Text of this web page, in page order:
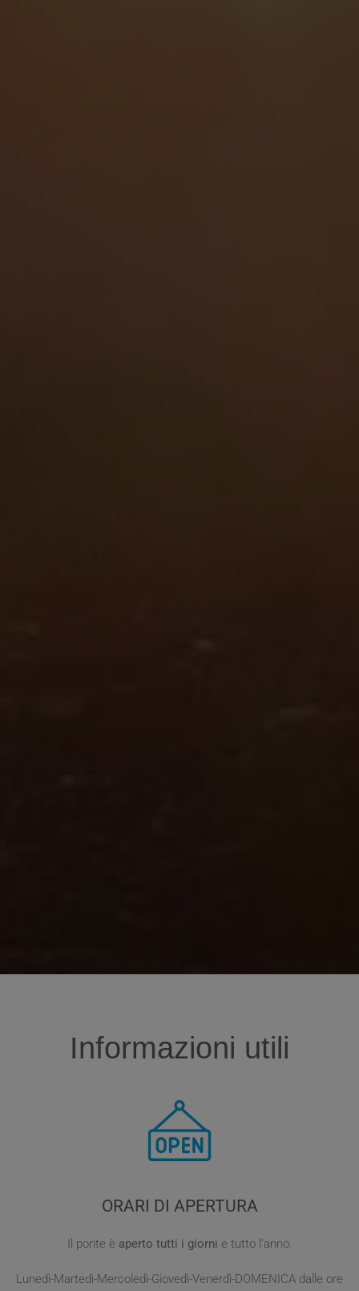
Informazioni utili
ORARI DI APERTURA
Il ponte è aperto tutti i giorni e tutto l’anno.
Lunedì-Martedì-Mercoledì-Giovedì-Venerdì-DOMENICA dalle ore